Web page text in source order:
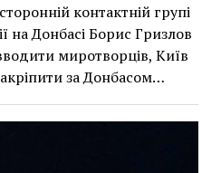
контактній групі
на Донбасі Борис Гризлов
миротворців, Київ
за Донбасом…